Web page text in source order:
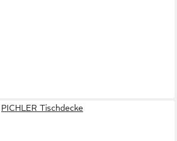
PICHLER Tischdecke